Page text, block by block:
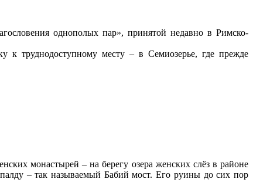
однополых пар», принятой недавно в Римско-
к труднодоступному месту – в Семиозерье, где прежде
монастырей – на берегу озера женских слёз в районе
– так называемый Бабий мост. Его руины до сих пор